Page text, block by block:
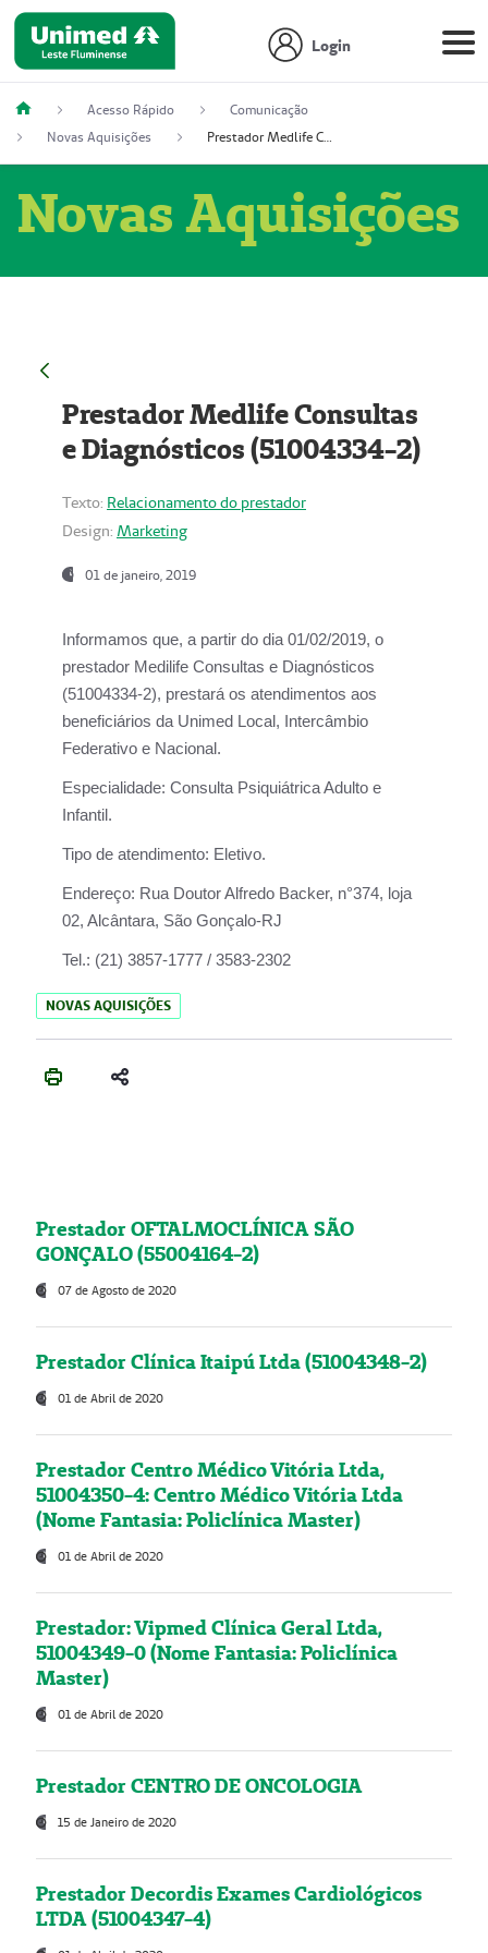
Login
Acesso Rápido
Comunicação
Novas Aquisições
Prestador Medlife Consultas e Diagnósticos (51004334-2)
Novas Aquisições
Prestador Medlife Consultas
e Diagnósticos (51004334-2)
Texto: Relacionamento do prestador
Design: Marketing
01 de janeiro, 2019
Informamos que, a partir do dia 01/02/2019, o
prestador Medilife Consultas e Diagnósticos
(51004334-2), prestará os atendimentos aos
beneficiários da Unimed Local, Intercâmbio
Federativo e Nacional.
Especialidade: Consulta Psiquiátrica Adulto e
Infantil.
Tipo de atendimento: Eletivo.
Endereço: Rua Doutor Alfredo Backer, n°374, loja
02, Alcântara, São Gonçalo-RJ
Tel.: (21) 3857-1777 / 3583-2302
NOVAS AQUISIÇÕES
Prestador OFTALMOCLÍNICA SÃO
GONÇALO (55004164-2)
07 de Agosto de 2020
Prestador Clínica Itaipú Ltda (51004348-2)
01 de Abril de 2020
Prestador Centro Médico Vitória Ltda,
51004350-4: Centro Médico Vitória Ltda
(Nome Fantasia: Policlínica Master)
01 de Abril de 2020
Prestador: Vipmed Clínica Geral Ltda,
51004349-0 (Nome Fantasia: Policlínica
Master)
01 de Abril de 2020
Prestador CENTRO DE ONCOLOGIA
15 de Janeiro de 2020
Prestador Decordis Exames Cardiológicos
LTDA (51004347-4)